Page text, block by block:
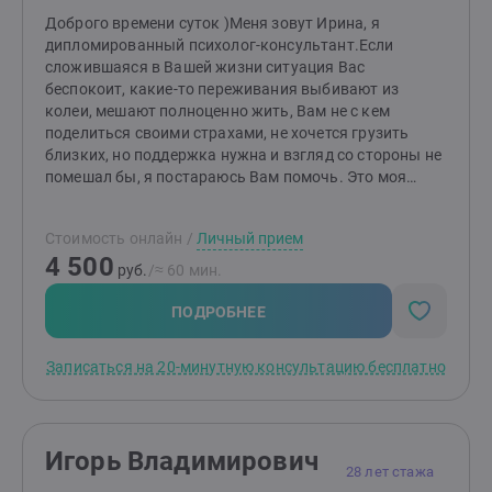
консультацию. Мы вместе найдем решения, которые
помогут вам чувствовать себя увереннее, спокойнее
и счастливее.Буду рада знакомству!
Доброго времени суток )Меня зовут Ирина, я
дипломированный психолог-консультант.Если
сложившаяся в Вашей жизни ситуация Вас
беспокоит, какие-то переживания выбивают из
колеи, мешают полноценно жить, Вам не с кем
поделиться своими страхами, не хочется грузить
близких, но поддержка нужна и взгляд со стороны не
помешал бы, я постараюсь Вам помочь. Это моя
конфиденциально, бережно и безоценочно.Гармонии
Вам и Вашим близким )
Стоимость онлайн / Личный прием
4 500 руб. /≈ 60 мин.
ПОДРОБНЕЕ
Записаться на 20-минутную консультацию бесплатно
28 лет стажа
Игорь Владимирович